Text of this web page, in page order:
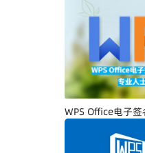
WPS Office电子